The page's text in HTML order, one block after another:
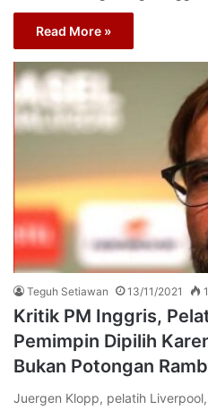
Read More »
Teguh Setiawan 13/11/2021
Kritik PM Inggris,
Pemimpin Dipilih
Bukan Potongan
Juergen Klopp, pelatih